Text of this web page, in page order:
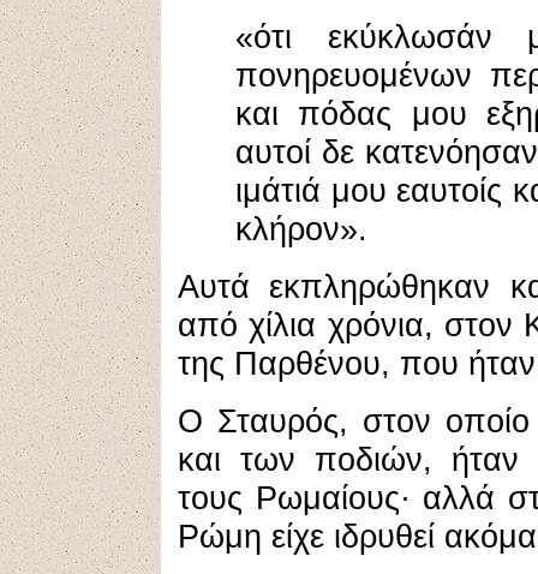
«ότι εκύκλωσάν
πονηρευομένων
και πόδας μου
αυτοί δε
ιμάτιά μου εαυτοίς
κλήρον».
Αυτά εκπληρώθηκαν
από χίλια χρόνια, στον
της Παρθένου, που
Ο Σταυρός, στον οποίο
και των ποδιών, ήταν
τους Ρωμαίους· αλλά
Ρώμη είχε ιδρυθεί